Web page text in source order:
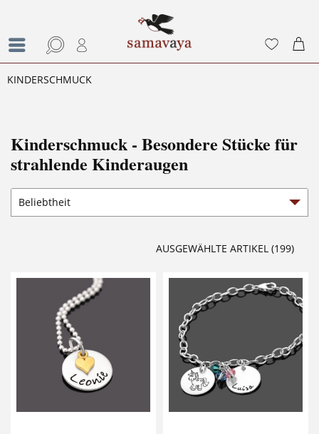
KINDERSCHMUCK
Kinderschmuck - Besondere Stücke für
strahlende Kinderaugen
AUSGEWÄHLTE ARTIKEL (199)